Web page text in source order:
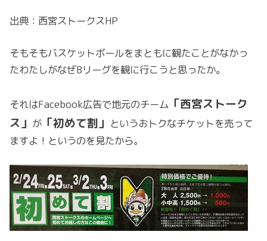
出典：西宮ストークスHP
そもそもバスケットボールをまともに観たことがなかっ
たわたしがなぜBリーグを観に行こうと思ったか。
それはFacebook広告で地元のチーム 「西宮ストーク
ス」 が 「初めて割」 というおトクなチケットを売って
ますよ！というのを見たから。